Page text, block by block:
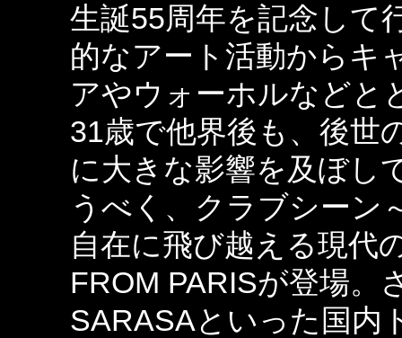
生誕55周年を記念して
的なアート活動からキ
アやウォーホルなどと
31歳で他界後も、後世
に大きな影響を及ぼし
うべく、クラブシーン
自在に飛び越える現代
FROM PARISが登場。
SARASAといった国内